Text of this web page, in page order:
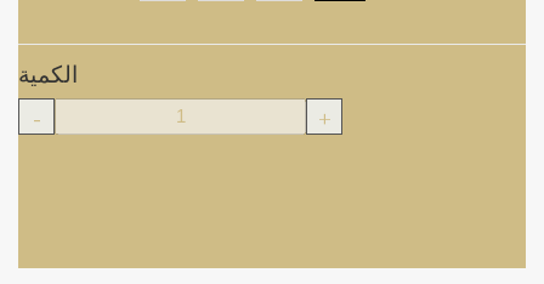
الكمية
- +